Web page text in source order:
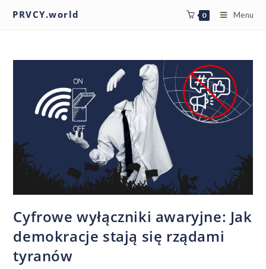
PRVCY.world 0 Menu
Cyfrowe wyłączniki awaryjne: Jak
demokracje stają się rządami
tyranów